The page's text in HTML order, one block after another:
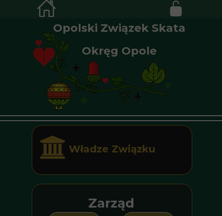
Władze Związku
Zarząd
Opolski Związek Skata
Okręg Opole